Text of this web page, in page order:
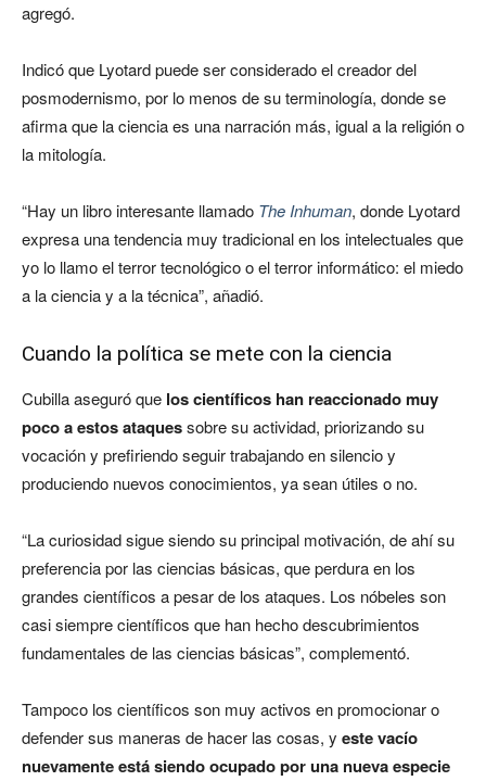
agregó.
Indicó que Lyotard puede ser considerado el creador del
posmodernismo, por lo menos de su terminología, donde se
afirma que la ciencia es una narración más, igual a la religión o
la mitología.
“Hay un libro interesante llamado The Inhuman, donde Lyotard
expresa una tendencia muy tradicional en los intelectuales que
yo lo llamo el terror tecnológico o el terror informático: el miedo
a la ciencia y a la técnica”, añadió.
Cuando la política se mete con la ciencia
Cubilla aseguró que los científicos han reaccionado muy
poco a estos ataquessobre su actividad, priorizando su
vocación y prefiriendo seguir trabajando en silencio y
produciendo nuevos conocimientos, ya sean útiles o no.
“La curiosidad sigue siendo su principal motivación, de ahí su
preferencia por las ciencias básicas, que perdura en los
grandes científicos a pesar de los ataques. Los nóbeles son
casi siempre científicos que han hecho descubrimientos
fundamentales de las ciencias básicas”, complementó.
Tampoco los científicos son muy activos en promocionar o
defender sus maneras de hacer las cosas, y este vacío
nuevamente está siendo ocupado por una nueva especie